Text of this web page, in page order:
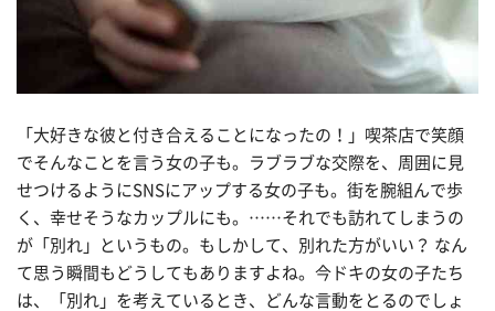
「大好きな彼と付き合えることになったの！」喫茶店で笑顔
でそんなことを言う女の子も。ラブラブな交際を、周囲に見
せつけるようにSNSにアップする女の子も。街を腕組んで歩
く、幸せそうなカップルにも。……それでも訪れてしまうの
が「別れ」というもの。もしかして、別れた方がいい？ なん
て思う瞬間もどうしてもありますよね。今ドキの女の子たち
は、「別れ」を考えているとき、どんな言動をとるのでしょ